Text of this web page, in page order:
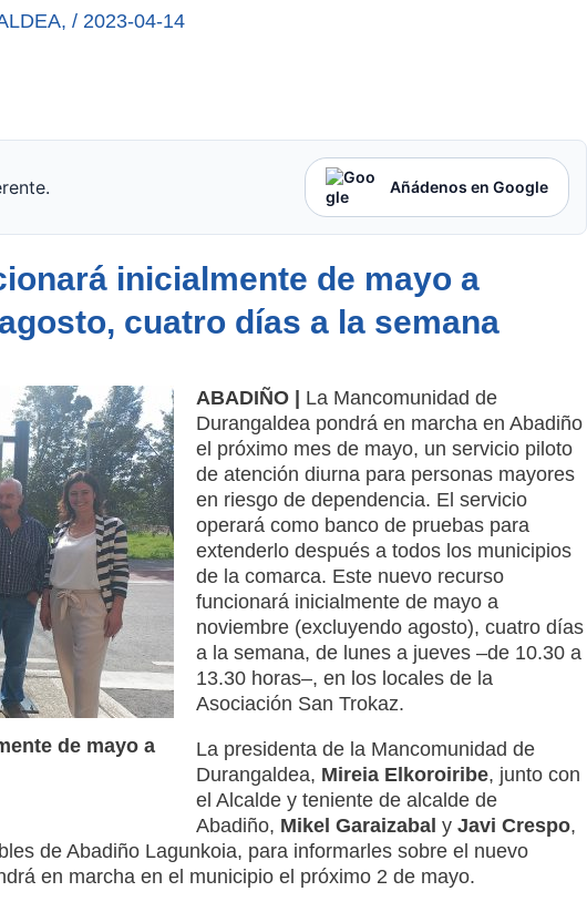
, / 2023-04-14
Añádenos en Google
inicialmente de mayo a
cuatro días a la semana
de mayo a
ABADIÑO | La Mancomunidad de
Durangaldea pondrá en marcha en Abadiño
el próximo mes de mayo, un servicio piloto
de atención diurna para personas mayores
en riesgo de dependencia. El servicio
operará como banco de pruebas para
extenderlo después a todos los municipios
de la comarca. Este nuevo recurso
funcionará inicialmente de mayo a
noviembre (excluyendo agosto), cuatro días
a la semana, de lunes a jueves –de 10.30 a
13.30 horas–, en los locales de la
Asociación San Trokaz.
La presidenta de la Mancomunidad de
Durangaldea, Mireia Elkoroiribe, junto con
el Alcalde y teniente de alcalde de
Abadiño, Mikel Garaizabal y Javi Crespo,
de Abadiño Lagunkoia, para informarles sobre el nuevo
en marcha en el municipio el próximo 2 de mayo.